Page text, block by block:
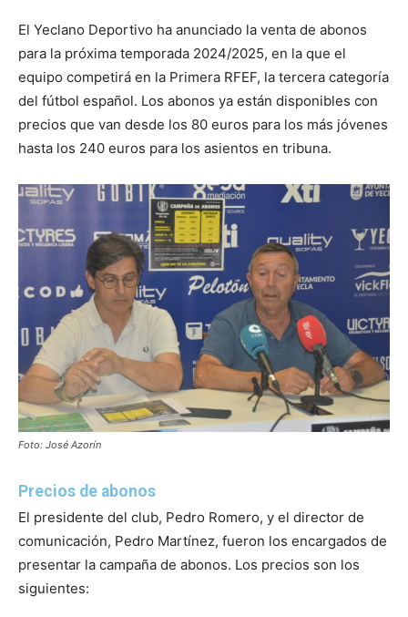
El Yeclano Deportivo ha anunciado la venta de abonos
para la próxima temporada 2024/2025, en la que el
equipo competirá en la Primera RFEF, la tercera categoría
del fútbol español. Los abonos ya están disponibles con
precios que van desde los 80 euros para los más jóvenes
hasta los 240 euros para los asientos en tribuna.
Foto: José Azorín
Precios de abonos
El presidente del club, Pedro Romero, y el director de
comunicación, Pedro Martínez, fueron los encargados de
presentar la campaña de abonos. Los precios son los
siguientes: